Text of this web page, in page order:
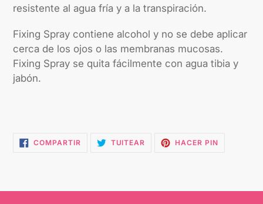
resistente al agua fría y a la transpiración.
Fixing Spray contiene alcohol y no se debe aplicar
cerca de los ojos o las membranas mucosas.
Fixing Spray se quita fácilmente con agua tibia y
jabón.
COMPARTIRCOMPARTIR
EN
TUITEAR TUITEARHACER PINPINEAR
EN